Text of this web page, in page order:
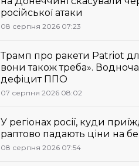
російської атаки
08 серпня 2026 07:23
Трамп про ракети Patriot
вони також треба».
дефіцит ППО
07 серпня 2026 08:02
У регіонах росії, куди
раптово падають ціни на
08 серпня 2026 07:54